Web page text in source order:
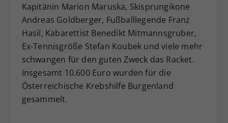
Kapitänin Marion Maruska, Skisprungikone
Andreas Goldberger, Fußballlegende Franz
Hasil, Kabarettist Benedikt Mitmannsgruber,
Ex-Tennisgröße Stefan Koubek und viele mehr
schwangen für den guten Zweck das Racket.
Insgesamt 10.600 Euro wurden für die
Österreichische Krebshilfe Burgenland
gesammelt.